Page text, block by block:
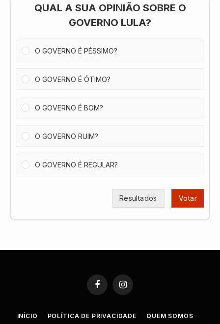
QUAL A SUA OPINIÃO SOBRE O
GOVERNO LULA?
O GOVERNO É PÉSSIMO?
O GOVERNO É ÓTIMO?
O GOVERNO É BOM?
O GOVERNO RUIM?
O GOVERNO É REGULAR?
Resultados Votar
FacebookInstagram
INÍCIO POLÍTICA DE PRIVACIDADE QUEM SOMOS